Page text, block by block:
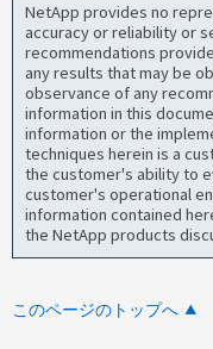
NetApp provides no
accuracy or reliability or
recommendations
any results that may be
observance of any
information in this
information or the
techniques herein is a
the customer's ability to
customer's operational
information contained
the NetApp products
このページのトップへ